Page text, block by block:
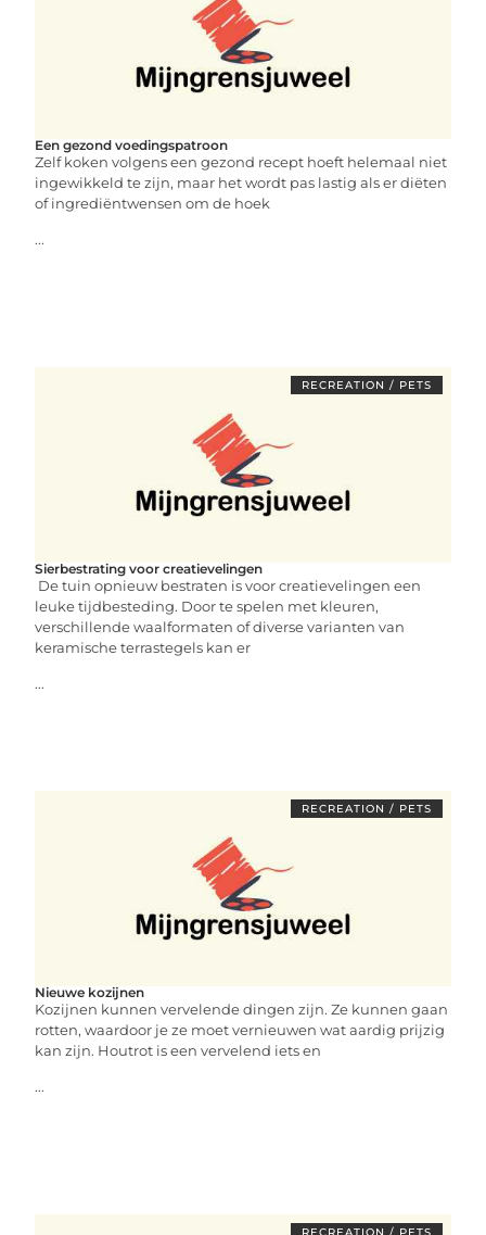
Een gezond voedingspatroon
Zelf koken volgens een gezond recept hoeft helemaal niet
ingewikkeld te zijn, maar het wordt pas lastig als er diëten
of ingrediëntwensen om de hoek
...
RECREATION / PETS
Sierbestrating voor creatievelingen
De tuin opnieuw bestraten is voor creatievelingen een
leuke tijdbesteding. Door te spelen met kleuren,
verschillende waalformaten of diverse varianten van
keramische terrastegels kan er
...
RECREATION / PETS
Nieuwe kozijnen
Kozijnen kunnen vervelende dingen zijn. Ze kunnen gaan
rotten, waardoor je ze moet vernieuwen wat aardig prijzig
kan zijn. Houtrot is een vervelend iets en
...